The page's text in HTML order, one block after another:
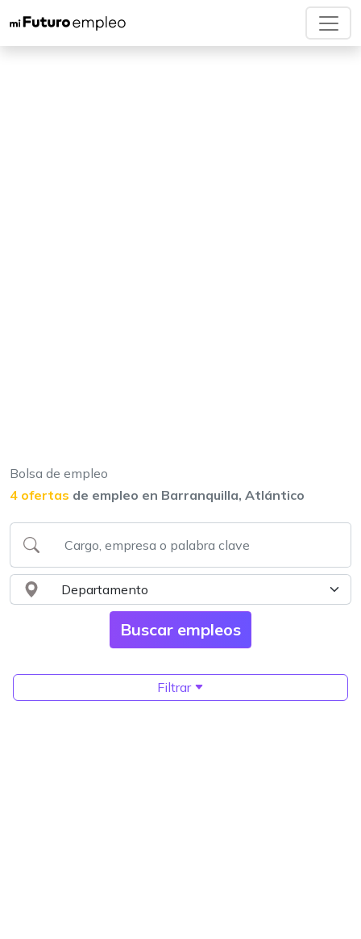
Bolsa de empleo
4 ofertas de empleo en Barranquilla, Atlántico
Filtrar